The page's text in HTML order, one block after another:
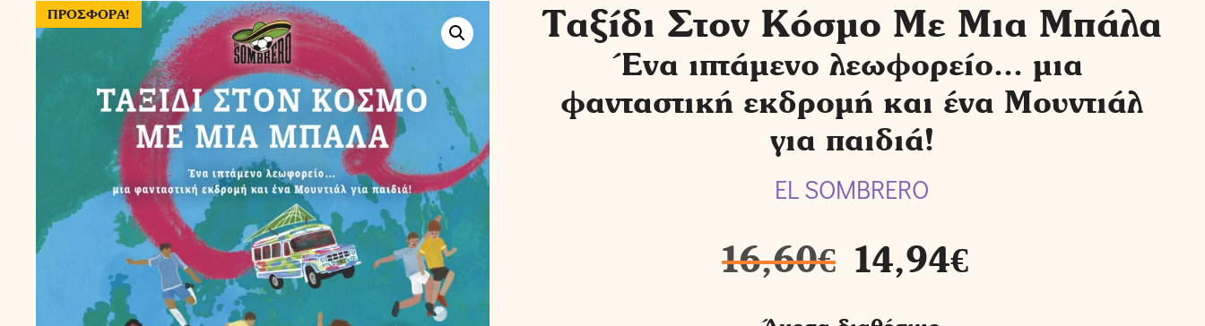
ΠΡΟΣΦΟΡΆ! Ταξίδι Στον Κόσμο Με Μια Μπάλα
Ένα ιπτάμενο λεωφορείο... μια
φανταστική εκδρομή και ένα Μουντιάλ
για παιδιά!
EL SOMBRERO
16,60€ 14,94€